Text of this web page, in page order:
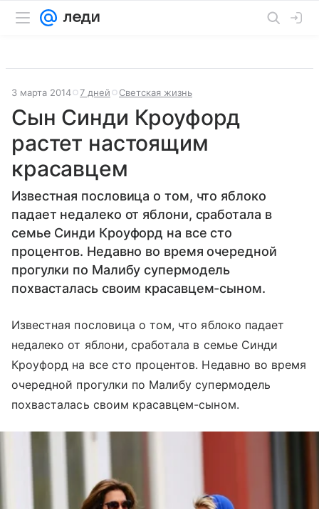
3 марта 2014 7 дней Светская жизнь
Сын Синди Кроуфорд
растет настоящим
красавцем
Известная пословица о том, что яблоко
падает недалеко от яблони, сработала в
семье Синди Кроуфорд на все сто
процентов. Недавно во время очередной
прогулки по Малибу супермодель
похвасталась своим красавцем-сыном.
Известная пословица о том, что яблоко падает
недалеко от яблони, сработала в семье Синди
Кроуфорд на все сто процентов. Недавно во время
очередной прогулки по Малибу супермодель
похвасталась своим красавцем-сыном.